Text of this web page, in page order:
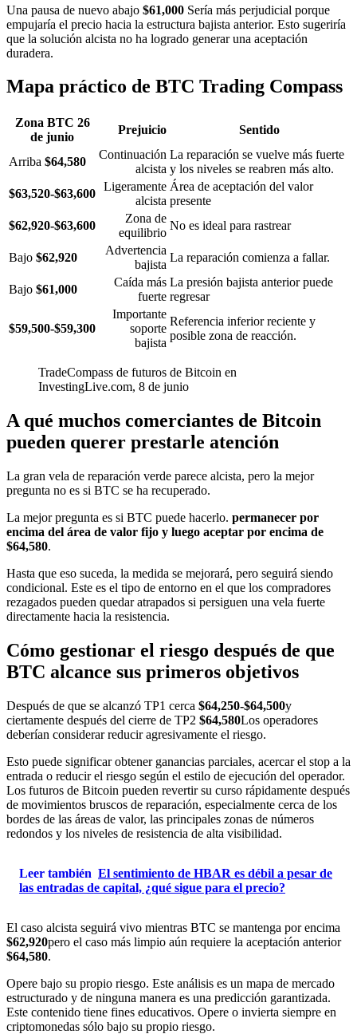
Una pausa de nuevo abajo $61,000 Sería más perjudicial porque
empujaría el precio hacia la estructura bajista anterior. Esto sugeriría
que la solución alcista no ha logrado generar una aceptación
duradera.
Mapa práctico de BTC Trading Compass
Zona BTC 26
de junio
Prejuicio Sentido
Arriba $64,580
Continuación
alcista
La reparación se vuelve más fuerte
y los niveles se reabren más alto.
$63,520-$63,600
Ligeramente
alcista
Área de aceptación del valor
presente
$62,920-$63,600
Zona de
equilibrio
No es ideal para rastrear
Bajo $62,920
Advertencia
bajista
La reparación comienza a fallar.
Bajo $61,000
Caída más
fuerte
La presión bajista anterior puede
regresar
$59,500-$59,300
Importante
soporte
bajista
Referencia inferior reciente y
posible zona de reacción.
TradeCompass de futuros de Bitcoin en
InvestingLive.com, 8 de junio
A qué muchos comerciantes de Bitcoin
pueden querer prestarle atención
La gran vela de reparación verde parece alcista, pero la mejor
pregunta no es si BTC se ha recuperado.
La mejor pregunta es si BTC puede hacerlo. permanecer por
encima del área de valor fijo y luego aceptar por encima de
$64,580.
Hasta que eso suceda, la medida se mejorará, pero seguirá siendo
condicional. Este es el tipo de entorno en el que los compradores
rezagados pueden quedar atrapados si persiguen una vela fuerte
directamente hacia la resistencia.
Cómo gestionar el riesgo después de que
BTC alcance sus primeros objetivos
Después de que se alcanzó TP1 cerca $64,250-$64,500y
ciertamente después del cierre de TP2 $64,580Los operadores
deberían considerar reducir agresivamente el riesgo.
Esto puede significar obtener ganancias parciales, acercar el stop a la
entrada o reducir el riesgo según el estilo de ejecución del operador.
Los futuros de Bitcoin pueden revertir su curso rápidamente después
de movimientos bruscos de reparación, especialmente cerca de los
bordes de las áreas de valor, las principales zonas de números
redondos y los niveles de resistencia de alta visibilidad.
Leer también El sentimiento de HBAR es débil a pesar de
las entradas de capital, ¿qué sigue para el precio?
El caso alcista seguirá vivo mientras BTC se mantenga por encima
$62,920pero el caso más limpio aún requiere la aceptación anterior
$64,580.
Opere bajo su propio riesgo. Este análisis es un mapa de mercado
estructurado y de ninguna manera es una predicción garantizada.
Este contenido tiene fines educativos. Opere o invierta siempre en
criptomonedas sólo bajo su propio riesgo.